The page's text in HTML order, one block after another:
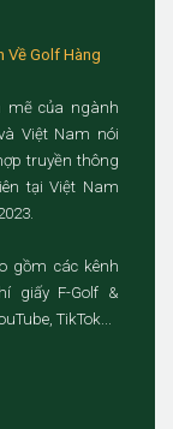
Về Golf Hàng
mẽ của ngành
Việt Nam nói
truyền thông
tại Việt Nam
gồm các kênh
giấy F-Golf &
TikTok...